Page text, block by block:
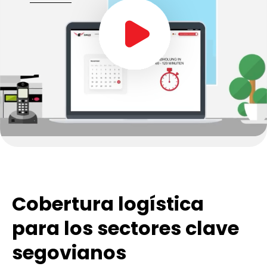
Cobertura logística
para los sectores clave
segovianos